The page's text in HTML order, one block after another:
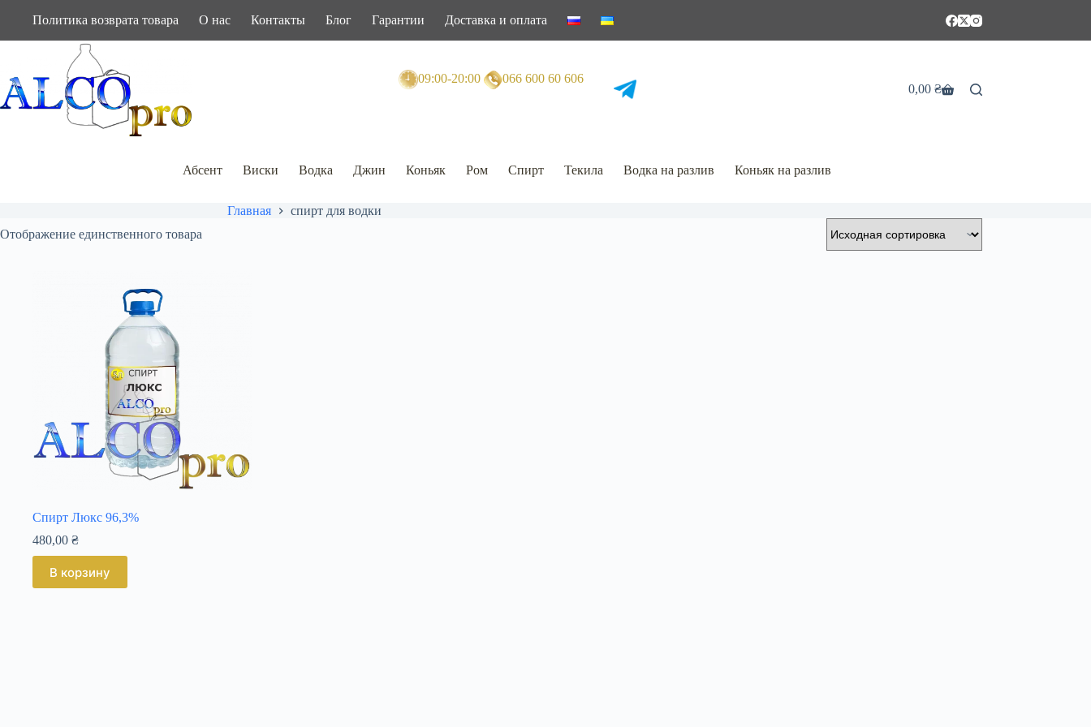
Политика возврата товара О нас Контакты Блог Гарантии Доставка и оплата
09:00-20:00
066 600 60 606
Корзина
0,00 ₴
Абсент Виски Водка Джин Коньяк Ром Спирт Текила Водка на разлив Коньяк на разлив
Главная
спирт для водки
Отображение единственного товара
Спирт Люкс 96,3%
480,00 ₴
В корзину